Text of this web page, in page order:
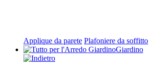
Applique da parete Plafoniere da soffitto
Giardino